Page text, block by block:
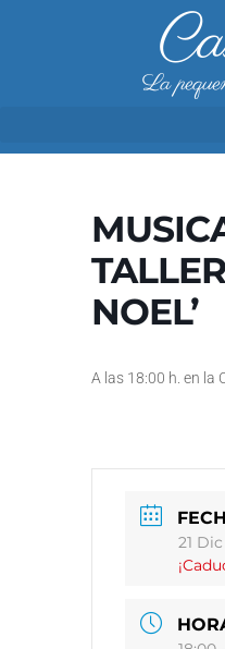
La
NOEL’
A las 18:00 h. en la
21 Dic